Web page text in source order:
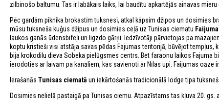
zilbinošo baltumu. Tas ir labākais laiks, lai baudītu apkartējās ainavas mieru
Pēc gardām piknika brokastīm tuksnesī, atkal kāpsim džipos un dosimies
mūsu tuksneša kuģus džipus un dosimies ceļā uz Tunisas ciematu
laukos ganās ūdensbifeļi un ligzdo gārņi. Iedzīvotāji pārvietojas pa
koptu kristieši visi atstāja savas pēdas Fajumas teritorijā, būvējot
bija krokodilu dieva Sobeka pielūgsmes centrs. Bet faraonu laikos Fajuma
ierodoties ar laivām pa kanāliem, kas savienoti ar Nīlas upi. Faijūmas
Ierašanās Tunisas ciematā un iekārtošanās tradicionālā lodge tipa
Dosimies nelielā pastaigā pa Tunisas ciemu. Atpazīstams tas kļuva 20.